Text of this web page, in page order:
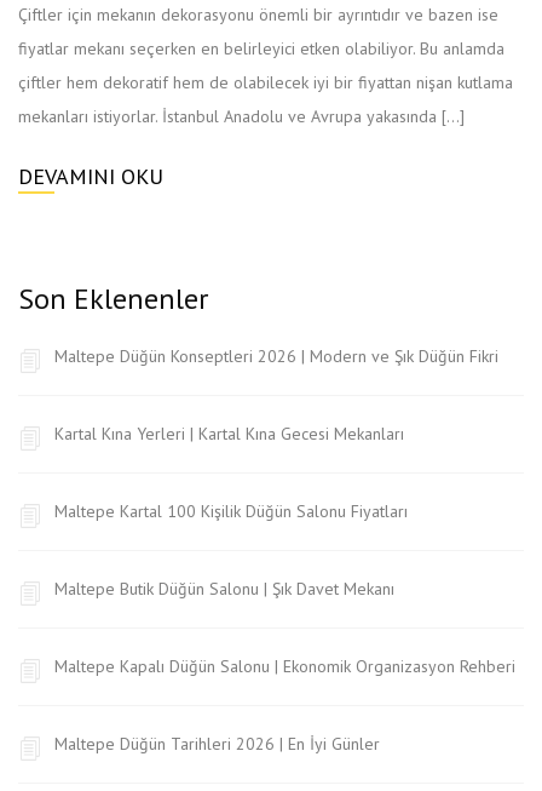
Çiftler için mekanın dekorasyonu önemli bir ayrıntıdır ve bazen ise
fiyatlar mekanı seçerken en belirleyici etken olabiliyor. Bu anlamda
çiftler hem dekoratif hem de olabilecek iyi bir fiyattan nişan kutlama
mekanları istiyorlar. İstanbul Anadolu ve Avrupa yakasında […]
DEVAMINI OKU
Son Eklenenler
Maltepe Düğün Konseptleri 2026 | Modern ve Şık Düğün Fikri
Kartal Kına Yerleri | Kartal Kına Gecesi Mekanları
Maltepe Kartal 100 Kişilik Düğün Salonu Fiyatları
Maltepe Butik Düğün Salonu | Şık Davet Mekanı
Maltepe Kapalı Düğün Salonu | Ekonomik Organizasyon Rehberi
Maltepe Düğün Tarihleri 2026 | En İyi Günler